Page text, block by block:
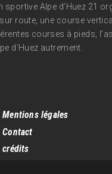
sportive Alpe d’Huez 21
route, une course
courses à pieds,
d‘Huez autrement.
Mentions légales
Contact
crédits